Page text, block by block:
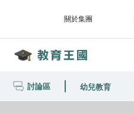
關於集團
討論區 幼兒教育